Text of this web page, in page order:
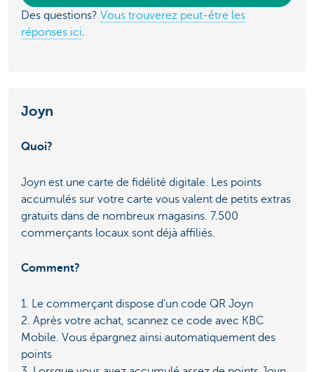
Des questions? Vous trouverez peut-être les
réponses ici.
Joyn
Quoi?
Joyn est une carte de fidélité digitale. Les points
accumulés sur votre carte vous valent de petits extras
gratuits dans de nombreux magasins. 7.500
commerçants locaux sont déjà affiliés.
Comment?
1. Le commerçant dispose d’un code QR Joyn
2. Après votre achat, scannez ce code avec KBC
Mobile. Vous épargnez ainsi automatiquement des
points